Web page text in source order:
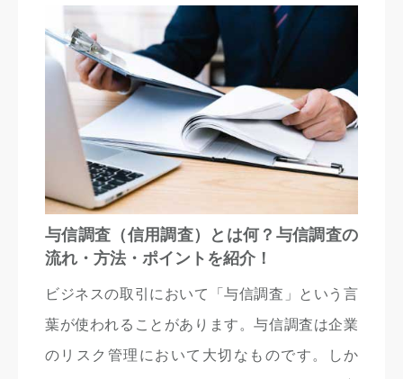
与信調査（信用調査）とは何？与信調査の
流れ・方法・ポイントを紹介！
ビジネスの取引において「与信調査」という言
葉が使われることがあります。与信調査は企業
のリスク管理において大切なものです。しか